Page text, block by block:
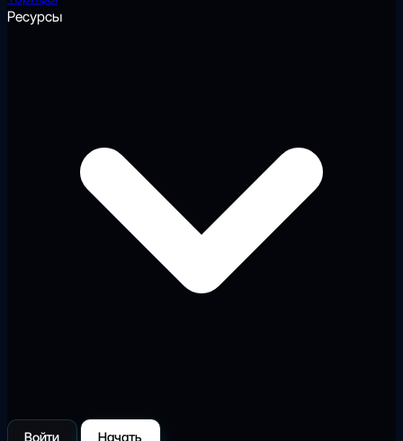
Ресурсы
Войти Начать